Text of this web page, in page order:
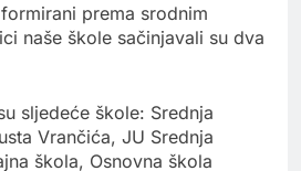
prema srodnim
naše škole sačinjavali su dva
sljedeće škole: Srednja
Vrančića, JU Srednja
škola, Osnovna škola